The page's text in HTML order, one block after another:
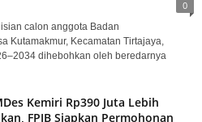
0
calon anggota Badan
Kutamakmur, Kecamatan Tirtajaya,
dihebohkan oleh beredarnya
Kemiri Rp390 Juta Lebih
FPJB Siapkan Permohonan